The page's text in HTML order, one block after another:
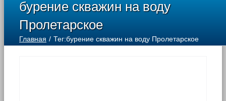
бурение скважин на воду
Пролетарское
Главная Тег:бурение скважин на воду Пролетарское